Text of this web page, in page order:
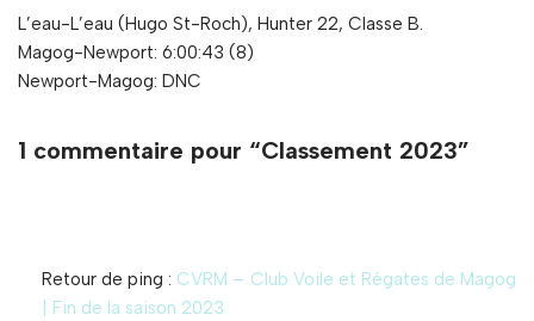
L’eau-L’eau (Hugo St-Roch), Hunter 22, Classe B.
Magog-Newport: 6:00:43 (8)
Newport-Magog: DNC
1 commentaire pour “Classement 2023”
Retour de ping : CVRM – Club Voile et Régates de Magog
| Fin de la saison 2023